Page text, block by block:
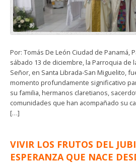
Por: Tomás De León Ciudad de Panamá,
sábado 13 de diciembre, la Parroquia de
Señor, en Santa Librada-San Miguelito,
momento profundamente significativo
su familia, hermanos claretianos,
comunidades que han acompañado su
[…]
VIVIR LOS FRUTOS DEL
ESPERANZA QUE NACE